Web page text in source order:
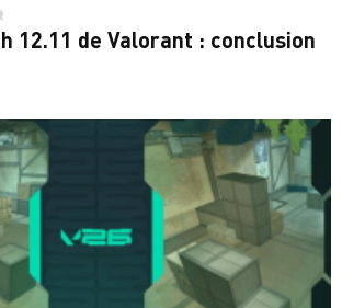
12.11 de Valorant : conclusion